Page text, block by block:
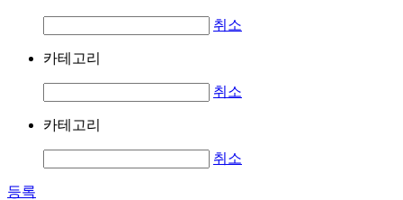
취소
카테고리
취소
카테고리
취소
등록